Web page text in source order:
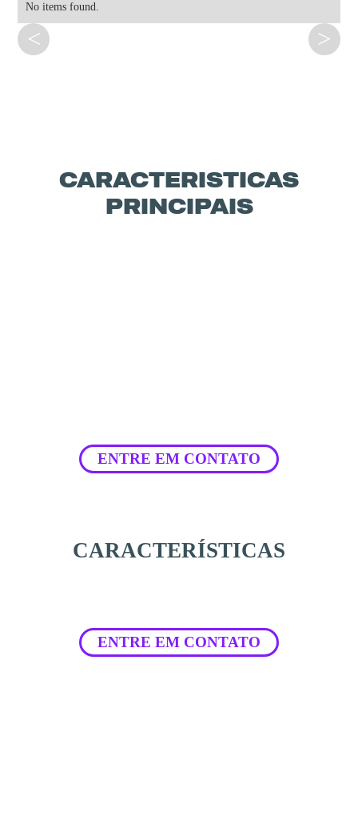
No items found.
< >
CARACTERISTICAS
PRINCIPAIS
ENTRE EM CONTATO
CARACTERÍSTICAS
ENTRE EM CONTATO